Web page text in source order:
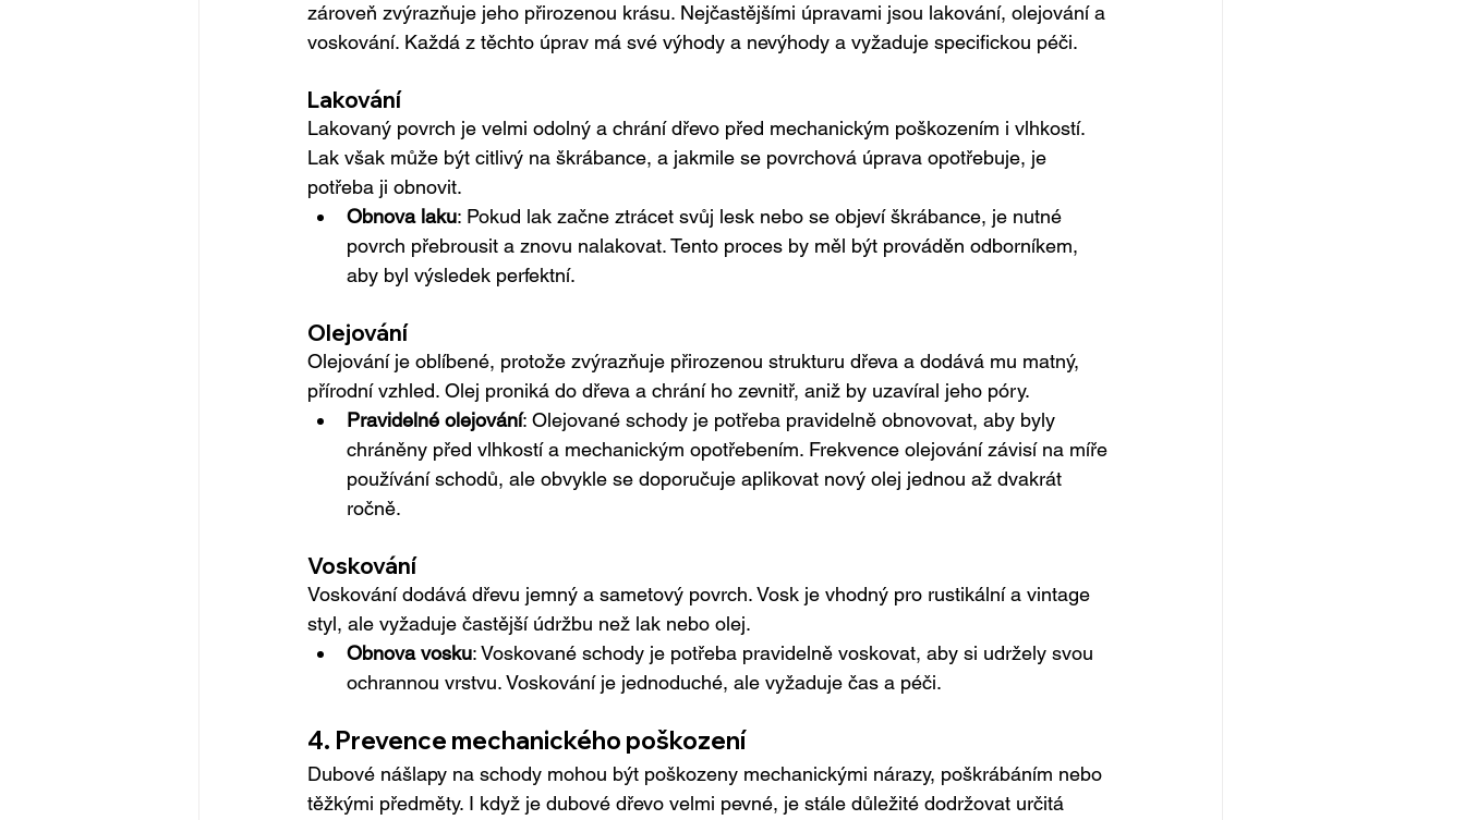
zároveň zvýrazňuje jeho přirozenou krásu. Nejčastějšími úpravami jsou lakování, olejování a
voskování. Každá z těchto úprav má své výhody a nevýhody a vyžaduje specifickou péči.
Lakování
Lakovaný povrch je velmi odolný a chrání dřevo před mechanickým poškozením i vlhkostí.
Lak však může být citlivý na škrábance, a jakmile se povrchová úprava opotřebuje, je
potřeba ji obnovit.
Obnova laku: Pokud lak začne ztrácet svůj lesk nebo se objeví škrábance, je nutné
povrch přebrousit a znovu nalakovat. Tento proces by měl být prováděn odborníkem,
aby byl výsledek perfektní.
Olejování
Olejování je oblíbené, protože zvýrazňuje přirozenou strukturu dřeva a dodává mu matný,
přírodní vzhled. Olej proniká do dřeva a chrání ho zevnitř, aniž by uzavíral jeho póry.
Pravidelné olejování: Olejované schody je potřeba pravidelně obnovovat, aby byly
chráněny před vlhkostí a mechanickým opotřebením. Frekvence olejování závisí na míře
používání schodů, ale obvykle se doporučuje aplikovat nový olej jednou až dvakrát
ročně.
Voskování
Voskování dodává dřevu jemný a sametový povrch. Vosk je vhodný pro rustikální a vintage
styl, ale vyžaduje častější údržbu než lak nebo olej.
Obnova vosku: Voskované schody je potřeba pravidelně voskovat, aby si udržely svou
ochrannou vrstvu. Voskování je jednoduché, ale vyžaduje čas a péči.
4. Prevence mechanického poškození
Dubové nášlapy na schody mohou být poškozeny mechanickými nárazy, poškrábáním nebo
těžkými předměty. I když je dubové dřevo velmi pevné, je stále důležité dodržovat určitá